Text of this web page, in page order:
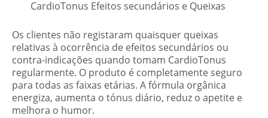
CardioTonus Efeitos secundários e Queixas
Os clientes não registaram quaisquer queixas
relativas à ocorrência de efeitos secundários ou
contra-indicações quando tomam CardioTonus
regularmente. O produto é completamente seguro
para todas as faixas etárias. A fórmula orgânica
energiza, aumenta o tónus diário, reduz o apetite e
melhora o humor.